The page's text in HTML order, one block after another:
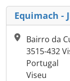
Equimach -
Bairro da
3515-432
Portugal
Viseu